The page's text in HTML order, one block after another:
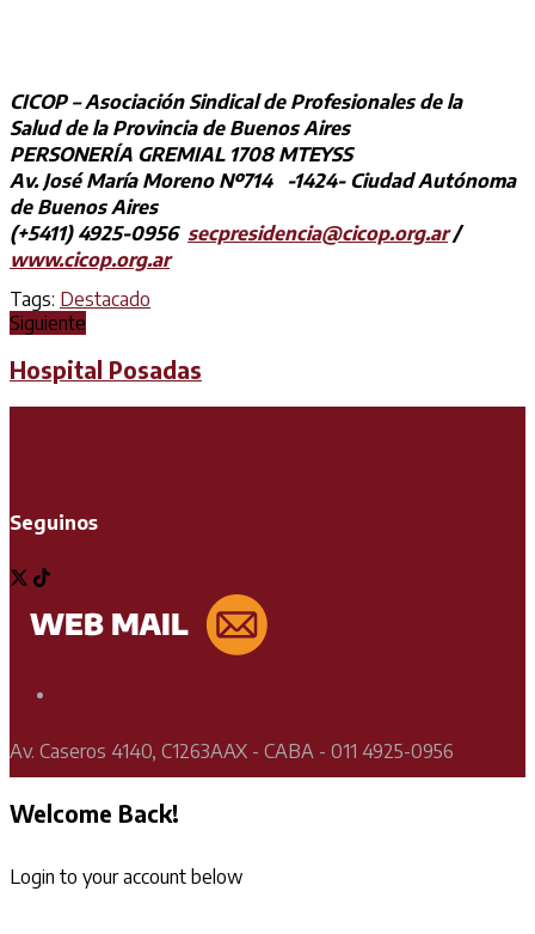
CICOP – Asociación Sindical de Profesionales de la
Salud de la Provincia de Buenos Aires
PERSONERÍA GREMIAL 1708 MTEYSS
Av. José María Moreno Nº714 -1424- Ciudad Autónoma
de Buenos Aires
(+5411) 4925-0956 secpresidencia@cicop.org.ar/
www.cicop.org.ar
Tags: Destacado
Siguiente
Hospital Posadas
Seguinos
Av. Caseros 4140, C1263AAX - CABA - 011 4925-0956
Welcome Back!
Login to your account below